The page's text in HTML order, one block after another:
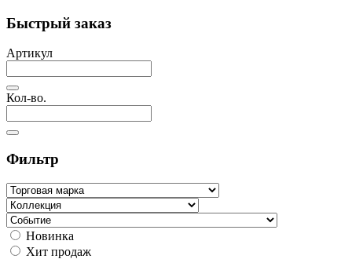
Быстрый заказ
Артикул
Кол-во.
Фильтр
Новинка
Хит продаж